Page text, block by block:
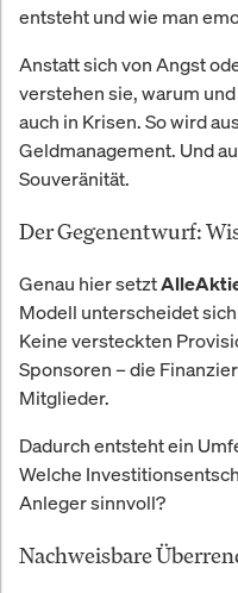
entsteht und wie man
Anstatt sich von Angst
verstehen sie, warum
auch in Krisen. So wird
Geldmanagement. Und
Souveränität.
Der Gegenentwurf:
Genau hier setzt
Modell unterscheidet
Keine versteckten
Sponsoren – die
Mitglieder.
Dadurch entsteht ein
Welche
Anleger sinnvoll?
Nachweisbare